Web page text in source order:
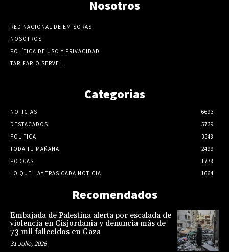
Nosotros
RED NACIONAL DE EMISORAS
NOSOTROS
POLÍTICA DE USO Y PRIVACIDAD
TARIFARIO SERVEL
Categorias
NOTICIAS
6693
DESTACADOS
5739
POLITICA
3548
TODA TU MAÑANA
2499
PODCAST
1778
LO QUE HAY TRAS CADA NOTICIA
1664
Recomendados
Embajada de Palestina alerta por escalada de
violencia en Cisjordania y denuncia más de
73 mil fallecidos en Gaza
31 Julio, 2026